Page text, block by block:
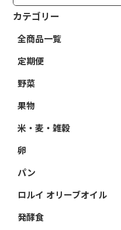
カテゴリー
全商品一覧
定期便
野菜
果物
米・麦・雑穀
卵
パン
ロルイ オリーブオイル
発酵食